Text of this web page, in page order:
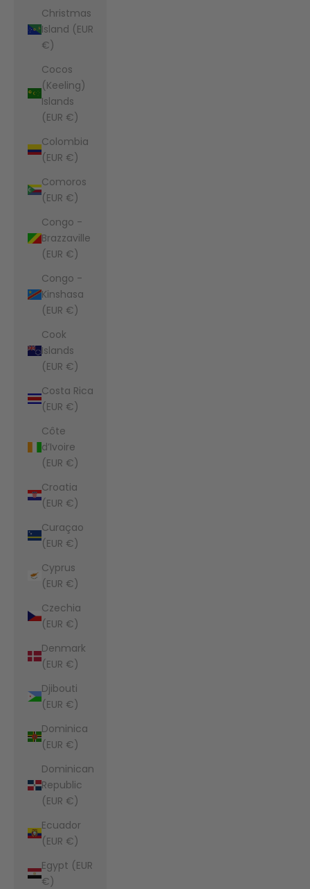
Christmas
Island (EUR
€)
Cocos
(Keeling)
Islands
(EUR €)
Colombia
(EUR €)
Comoros
(EUR €)
Congo -
Brazzaville
(EUR €)
Congo -
Kinshasa
(EUR €)
Cook
Islands
(EUR €)
Costa Rica
(EUR €)
Côte
d’Ivoire
(EUR €)
Croatia
(EUR €)
Curaçao
(EUR €)
Cyprus
(EUR €)
Czechia
(EUR €)
Denmark
(EUR €)
Djibouti
(EUR €)
Dominica
(EUR €)
Dominican
Republic
(EUR €)
Ecuador
(EUR €)
Egypt (EUR
€)